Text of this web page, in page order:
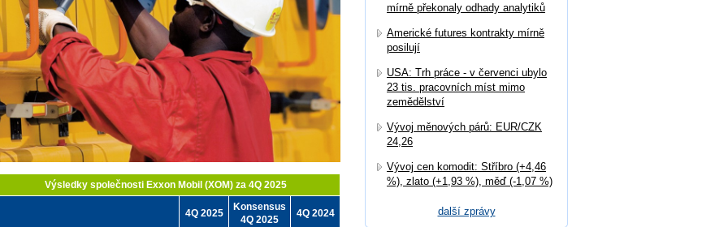
Výsledky společnosti Exxon Mobil (XOM) za 4Q 2025
4Q 2025
Konsensus
4Q 2025
4Q 2024
mírně překonaly odhady analytiků
Americké futures kontrakty mírně
posilují
USA: Trh práce - v červenci ubylo
23 tis. pracovních míst mimo
zemědělství
Vývoj měnových párů: EUR/CZK
24,26
Vývoj cen komodit: Stříbro (+4,46
%), zlato (+1,93 %), měď (-1,07 %)
další zprávy